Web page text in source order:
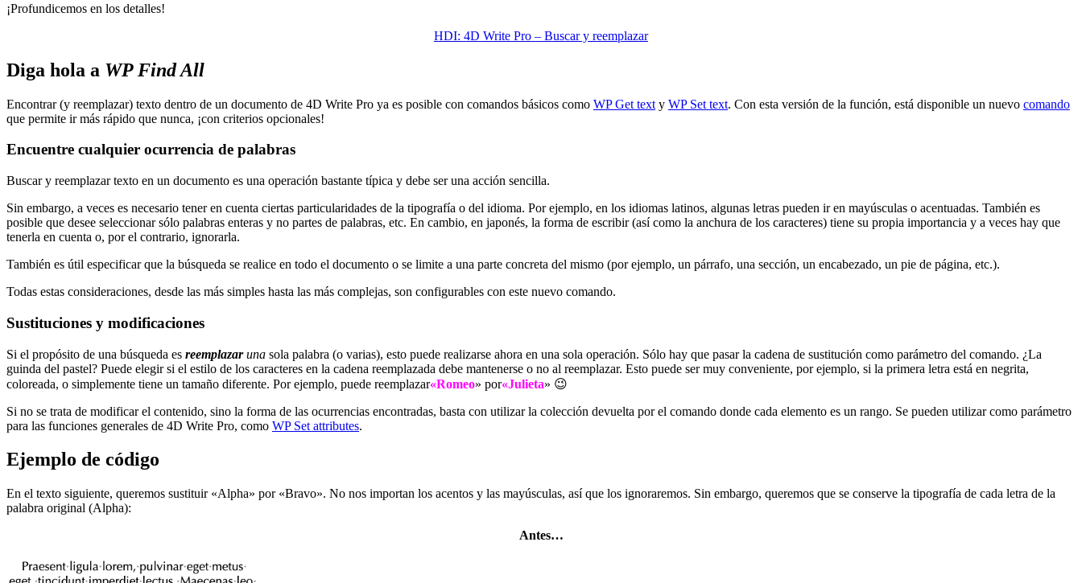
¡Profundicemos en los detalles!
HDI: 4D Write Pro – Buscar y reemplazar
Diga hola a WP Find All
Encontrar (y reemplazar) texto dentro de un documento de 4D Write Pro ya es posible con comandos básicos como WP Get text y WP Set text. Con esta versión de la función, está disponible un nuevo comando
que permite ir más rápido que nunca, ¡con criterios opcionales!
Encuentre cualquier ocurrencia de palabras
Buscar y reemplazar texto en un documento es una operación bastante típica y debe ser una acción sencilla.
Sin embargo, a veces es necesario tener en cuenta ciertas particularidades de la tipografía o del idioma. Por ejemplo, en los idiomas latinos, algunas letras pueden ir en mayúsculas o acentuadas. También es
posible que desee seleccionar sólo palabras enteras y no partes de palabras, etc. En cambio, en japonés, la forma de escribir (así como la anchura de los caracteres) tiene su propia importancia y a veces hay que
tenerla en cuenta o, por el contrario, ignorarla.
También es útil especificar que la búsqueda se realice en todo el documento o se limite a una parte concreta del mismo (por ejemplo, un párrafo, una sección, un encabezado, un pie de página, etc.).
Todas estas consideraciones, desde las más simples hasta las más complejas, son configurables con este nuevo comando.
Sustituciones y modificaciones
Si el propósito de una búsqueda es reemplazaruna sola palabra (o varias), esto puede realizarse ahora en una sola operación. Sólo hay que pasar la cadena de sustitución como parámetro del comando. ¿La
guinda del pastel? Puede elegir si el estilo de los caracteres en la cadena reemplazada debe mantenerse o no al reemplazar. Esto puede ser muy conveniente, por ejemplo, si la primera letra está en negrita,
coloreada, o simplemente tiene un tamaño diferente. Por ejemplo, puede reemplazar«Romeo» por«Julieta» 😉
Si no se trata de modificar el contenido, sino la forma de las ocurrencias encontradas, basta con utilizar la colección devuelta por el comando donde cada elemento es un rango. Se pueden utilizar como parámetro
para las funciones generales de 4D Write Pro, como WP Set attributes.
Ejemplo de código
En el texto siguiente, queremos sustituir «Alpha» por «Bravo». No nos importan los acentos y las mayúsculas, así que los ignoraremos. Sin embargo, queremos que se conserve la tipografía de cada letra de la
palabra original (Alpha):
Antes…